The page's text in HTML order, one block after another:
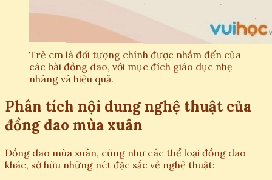
Trẻ em là đối tượng chính được nhắm đến của
các bài đồng dao, với mục đích giáo dục nhẹ
nhàng và hiệu quả.
Phân tích nội dung nghệ thuật của
đồng dao mùa xuân
Đồng dao mùa xuân, cũng như các thể loại đồng dao
khác, sở hữu những nét đặc sắc về nghệ thuật: